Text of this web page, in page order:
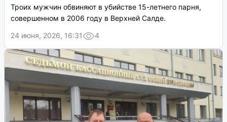
Троих мужчин обвиняют в убийстве 15-летнего парня,
совершенном в 2006 году в Верхней Салде.
24 июня, 2026, 16:31
4